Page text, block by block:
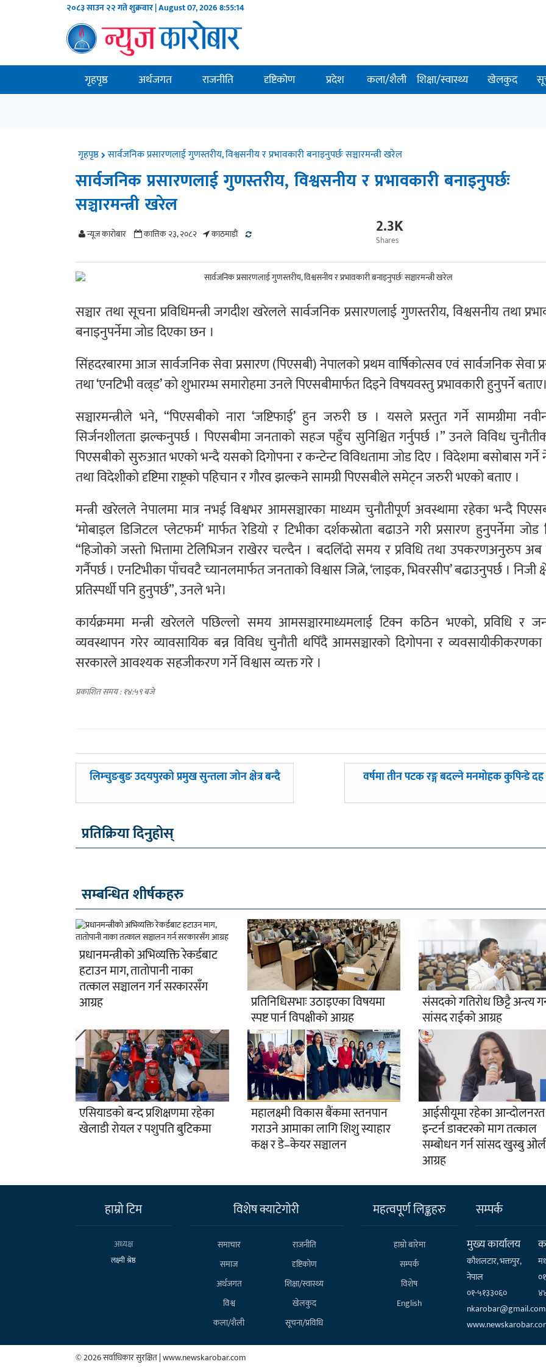
२०८३ साउन २२ गते शुक्रवार | August 07, 20268:55:15
गृहपृष्ठ अर्थजगत राजनीति दृष्टिकोण प्रदेश कला/शैली शिक्षा/स्वास्थ्य खेलकुद
गृहपृष्ठ सार्वजनिक प्रसारणलाई गुणस्तरीय, विश्वसनीय र प्रभावकारी बनाइनुपर्छः सञ्चारमन्त्री खरेल
सार्वजनिक प्रसारणलाई गुणस्तरीय, विश्वसनीय र प्रभावकारी बनाइनुपर्छः
सञ्चारमन्त्री खरेल
न्यूज काराेबार कात्तिक २३, २०८२ काठमाडाैं 2.3K
Shares
सञ्चार तथा सूचना प्रविधिमन्त्री जगदीश खरेलले सार्वजनिक प्रसारणलाई गुणस्तरीय, विश्वसनीय तथा
बनाइनुपर्नेमा जोड दिएका छन ।
सिंहदरबारमा आज सार्वजनिक सेवा प्रसारण (पिएसबी) नेपालको प्रथम वार्षिकोत्सव एवं सार्वजनिक सेवा
तथा ‘एनटिभी वल्र्ड’ को शुभारम्भ समारोहमा उनले पिएसबीमार्फत दिइने विषयवस्तु प्रभावकारी हुनुपर्ने
सञ्चारमन्त्रीले भने, “पिएसबीको नारा ‘जष्टिफाई’ हुन जरुरी छ । यसले प्रस्तुत गर्ने सामग्रीमा
सिर्जनशीलता झल्कनुपर्छ । पिएसबीमा जनताको सहज पहुँच सुनिश्चित गर्नुपर्छ ।” उनले विविध
पिएसबीको सुरुआत भएको भन्दै यसको दिगोपना र कन्टेन्ट विविधतामा जोड दिए । विदेशमा बसोबास गर्ने
तथा विदेशीको दृष्टिमा राष्ट्रको पहिचान र गौरव झल्कने सामग्री पिएसबीले समेट्न जरुरी भएको बताए ।
मन्त्री खरेलले नेपालमा मात्र नभई विश्वभर आमसञ्चारका माध्यम चुनौतीपूर्ण अवस्थामा रहेका भन्दै
‘मोबाइल डिजिटल प्लेटफर्म’ मार्फत रेडियो र टिभीका दर्शकस्रोता बढाउने गरी प्रसारण हुनुपर्नेमा जोड
“हिजोको जस्तो भित्तामा टेलिभिजन राखेरर चल्दैन । बदलिँदो समय र प्रविधि तथा उपकरणअनुरुप
गर्नैपर्छ । एनटिभीका पाँचवटै च्यानलमार्फत जनताको विश्वास जित्ने, ‘लाइक, भिवरसीप’ बढाउनुपर्छ । निजी
प्रतिस्पर्धी पनि हुनुपर्छ”, उनले भने।
कार्यक्रममा मन्त्री खरेलले पछिल्लो समय आमसञ्चारमाध्यमलाई टिक्न कठिन भएको, प्रविधि र
व्यवस्थापन गरेर व्यावसायिक बन्न विविध चुनौती थपिँदै आमसञ्चारको दिगोपना र व्यवसायीकीकरणका
सरकारले आवश्यक सहजीकरण गर्ने विश्वास व्यक्त गरे ।
प्रकाशित समय : १४:५९ बजे
पछिल्लाे
लिम्चुङबुङ उदयपुरको प्रमुख सुन्तला जोन क्षेत्र बन्दै
अघिल्लाे
वर्षमा तीन पटक रङ्ग बदल्ने मनमोहक कुपिन्डे दह
प्रतिक्रिया दिनुहोस्
सम्बन्धित शीर्षकहरु
प्रधानमन्त्रीको अभिव्यक्ति रेकर्डबाट
हटाउन माग, तातोपानी नाका
तत्काल सञ्चालन गर्न सरकारसँग
आग्रह प्रतिनिधिसभाः उठाइएका विषयमा
स्पष्ट पार्न विपक्षीको आग्रह
संसदको गतिरोध छिट्टै अन्त्य
सांसद राईको आग्रह
एसियाडको बन्द प्रशिक्षणमा रहेका
खेलाडी रोयल र पशुपति बुटिकमा
महालक्ष्मी विकास बैंकमा स्तनपान
गराउने आमाका लागि शिशु स्याहार
कक्ष र डे–केयर सञ्चालन
आईसीयूमा रहेका आन्दोलनरत
इन्टर्न डाक्टरको माग तत्काल
सम्बोधन गर्न सांसद खुस्बु
आग्रह
हाम्राे टिम
अध्यक्ष
लक्ष्मी श्रेष्ठ
विशेष क्याटेगाेरी
समाचार
राजनीति
समाज
दृष्टिकोण
अर्थजगत
शिक्षा/स्वास्थ्य
विश्व
खेलकुद
कला/शैली
सूचना/प्रविधि
महत्वपूर्ण लिङ्कहरु
हाम्राे बारेमा
सम्पर्क
विशेष
English
सम्पर्क
मुख्य कार्यालय
कौशलटार, भक्तपुर,
नेपाल
०१-५१३३०६०
nkarobar@gmail.com
© 2026 सर्वाधिकार सुरक्षित | www.newskarobar.com